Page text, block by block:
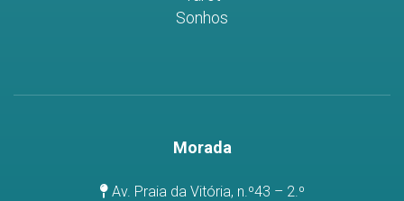
Sonhos
Morada
Av. Praia da Vitória, n.º43 – 2.º